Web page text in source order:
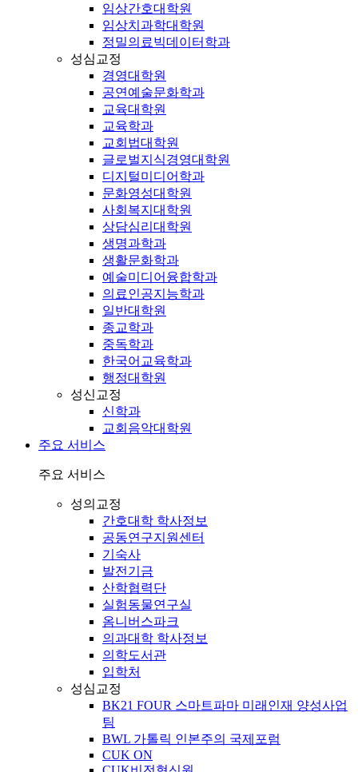
임상간호대학원
임상치과학대학원
정밀의료빅데이터학과
성심교정
경영대학원
공연예술문화학과
교육대학원
교육학과
교회법대학원
글로벌지식경영대학원
디지털미디어학과
문화영성대학원
사회복지대학원
상담심리대학원
생명과학과
생활문화학과
예술미디어융합학과
의료인공지능학과
일반대학원
종교학과
중독학과
한국어교육학과
행정대학원
성신교정
신학과
교회음악대학원
주요 서비스
주요 서비스
성의교정
간호대학 학사정보
공동연구지원센터
기숙사
발전기금
산학협력단
실험동물연구실
옴니버스파크
의과대학 학사정보
의학도서관
입학처
성심교정
BK21 FOUR 스마트파마 미래인재 양성사업
팀
BWL 가톨릭 인본주의 국제포럼
CUK ON